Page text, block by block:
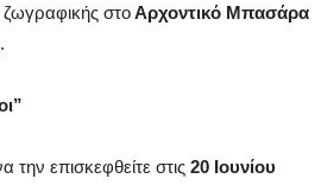
στοΑρχοντικό Μπασάρα
την επισκεφθείτε στις 20 Ιουνίου